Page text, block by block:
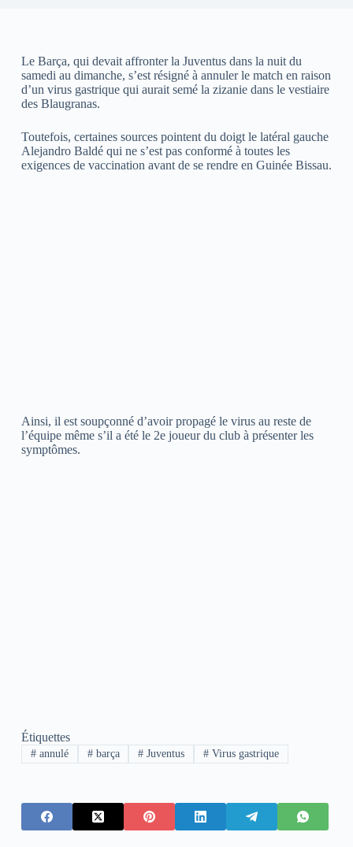
Le Barça, qui devait affronter la Juventus dans la nuit du
samedi au dimanche, s’est résigné à annuler le match en raison
d’un virus gastrique qui aurait semé la zizanie dans le vestiaire
des Blaugranas.
Toutefois, certaines sources pointent du doigt le latéral gauche
Alejandro Baldé qui ne s’est pas conformé à toutes les
exigences de vaccination avant de se rendre en Guinée Bissau.
Ainsi, il est soupçonné d’avoir propagé le virus au reste de
l’équipe même s’il a été le 2e joueur du club à présenter les
symptômes.
Étiquettes
#annulé #barça # Juventus # Virus gastrique